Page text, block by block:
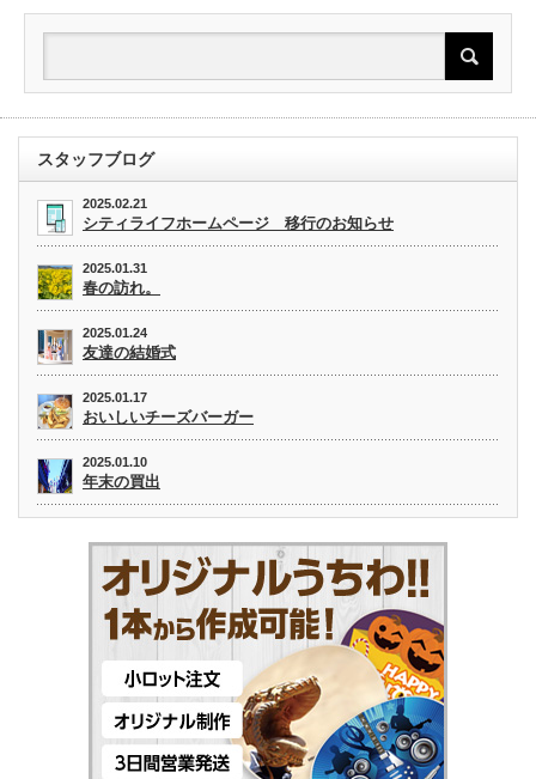
スタッフブログ
2025.02.21
シティライフホームページ 移行のお知らせ
2025.01.31
春の訪れ。
2025.01.24
友達の結婚式
2025.01.17
おいしいチーズバーガー
2025.01.10
年末の買出